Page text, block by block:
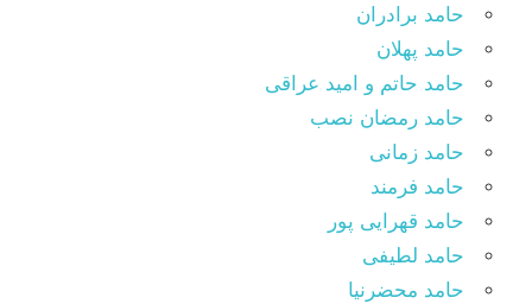
حامد برادران
حامد پهلان
حامد حاتم و امید عراقی
حامد رمضان نصب
حامد زمانی
حامد فرمند
حامد قهرایی پور
حامد لطیفی
حامد محضرنیا